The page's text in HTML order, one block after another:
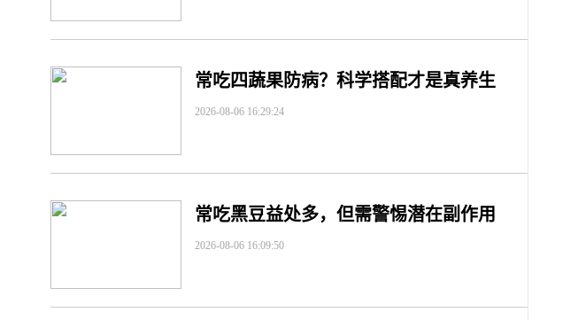
常吃四蔬果防病？科学搭配才是真养生
2026-08-06 16:29:24
常吃黑豆益处多，但需警惕潜在副作用
2026-08-06 16:09:50